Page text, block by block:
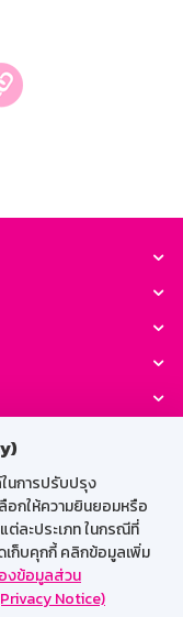
นการปรับปรุง
อกให้ความยินยอมหรือ
ต่ละประเภท ในกรณีที่
เก็บคุกกี้ คลิกข้อมูลเพิ่ม
งข้อมูลส่วน
Notice)
M-Search